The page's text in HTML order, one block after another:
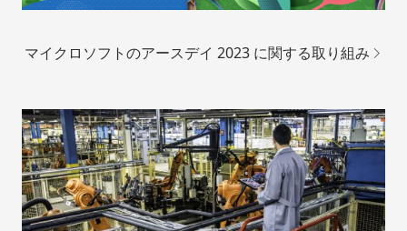
マイクロソフトのアースデイ 2023 に関する取り組み